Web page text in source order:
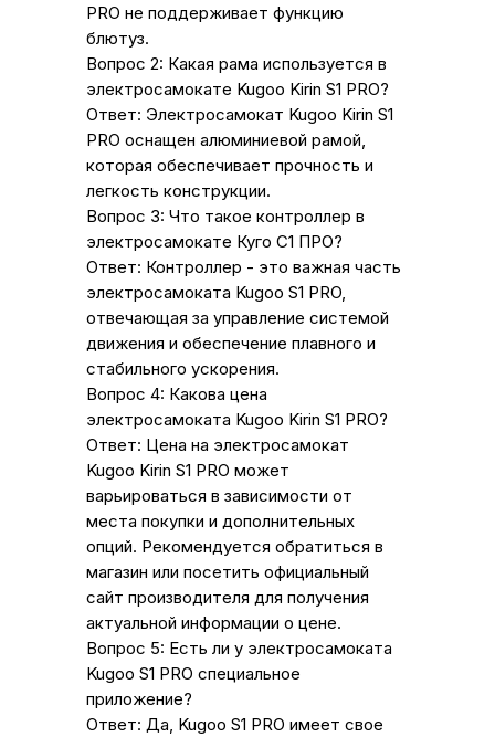
PRO не поддерживает функцию
блютуз.
Вопрос 2: Какая рама используется в
электросамокате Kugoo Kirin S1 PRO?
Ответ: Электросамокат Kugoo Kirin S1
PRO оснащен алюминиевой рамой,
которая обеспечивает прочность и
легкость конструкции.
Вопрос 3: Что такое контроллер в
электросамокате Куго С1 ПРО?
Ответ: Контроллер - это важная часть
электросамоката Kugoo S1 PRO,
отвечающая за управление системой
движения и обеспечение плавного и
стабильного ускорения.
Вопрос 4: Какова цена
электросамоката Kugoo Kirin S1 PRO?
Ответ: Цена на электросамокат
Kugoo Kirin S1 PRO может
варьироваться в зависимости от
места покупки и дополнительных
опций. Рекомендуется обратиться в
магазин или посетить официальный
сайт производителя для получения
актуальной информации о цене.
Вопрос 5: Есть ли у электросамоката
Kugoo S1 PRO специальное
приложение?
Ответ: Да, Kugoo S1 PRO имеет свое